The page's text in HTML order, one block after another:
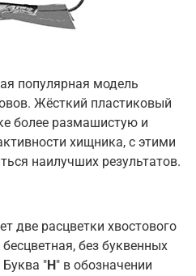
популярная модель
Жёсткий пластиковый
более размашистую и
хищника, с этими
наилучших результатов.
две расцветки хвостового
бесцветная, без буквенных
"H " в обозначении